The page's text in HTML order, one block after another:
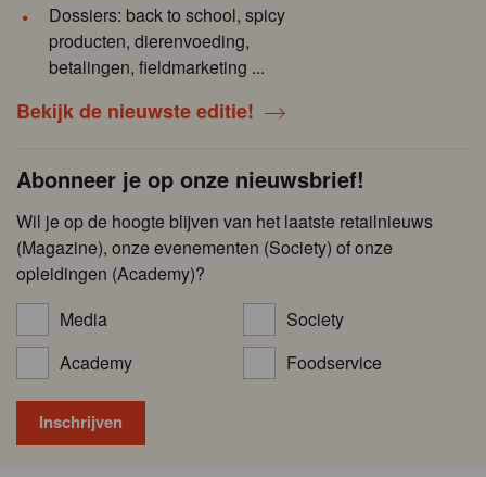
Dossiers: back to school, spicy
producten, dierenvoeding,
betalingen, fieldmarketing ...
Bekijk de nieuwste editie!
Abonneer je op onze nieuwsbrief!
Wil je op de hoogte blijven van het laatste retailnieuws
(Magazine), onze evenementen (Society) of onze
opleidingen (Academy)?
Media
Society
Academy
Foodservice